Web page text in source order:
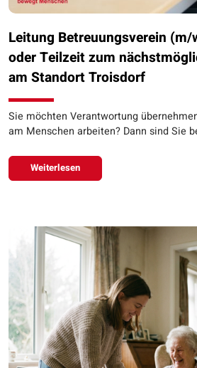
Leitung Betreuungsverein
oder Teilzeit zum
am Standort Troisdorf
Sie möchten Verantwortung
am Menschen arbeiten? Dann sind Sie
Weiterlesen